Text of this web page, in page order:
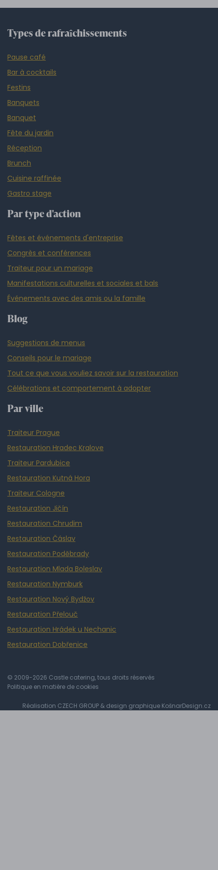
Types de rafraîchissements
Pause café
Bar à cocktails
Festins
Banquets
Banquet
Fête du jardin
Réception
Brunch
Cuisine raffinée
Gastro stage
Par type d'action
Fêtes et événements d'entreprise
Congrès et conférences
Traiteur pour un mariage
Manifestations culturelles et sociales et bals
Événements avec des amis ou la famille
Blog
Suggestions de menus
Conseils pour le mariage
Tout ce que vous vouliez savoir sur la restauration
Célébrations et comportement à adopter
Par ville
Traiteur Prague
Restauration Hradec Kralove
Traiteur Pardubice
Restauration Kutná Hora
Traiteur Cologne
Restauration Jičín
Restauration Chrudim
Restauration Čáslav
Restauration Poděbrady
Restauration Mlada Boleslav
Restauration Nymburk
Restauration Nový Bydžov
Restauration Přelouč
Restauration Hrádek u Nechanic
Restauration Dobřenice
© 2009-2026 Castle catering, tous droits réservés
Politique en matière de cookies
Réalisation CZECH GROUP & design graphique KošnarDesign.cz